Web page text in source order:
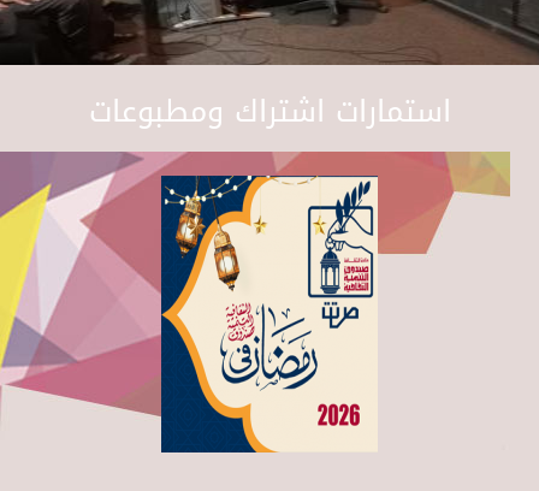
استمارات اشتراك ومطبوعات